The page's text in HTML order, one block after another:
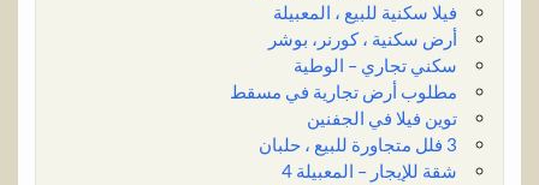
فيلا سكنية للبيع ، المعبيلة
أرض سكنية ، كورنر، بوشر
سكني تجاري – الوطية
مطلوب أرض تجارية في مسقط
توين فيلا في الجفنين
3 فلل متجاورة للبيع ، حلبان
شقة للإيجار – المعبيلة 4